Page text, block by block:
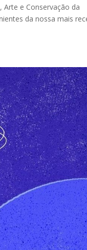
e Conservação da
da nossa mais